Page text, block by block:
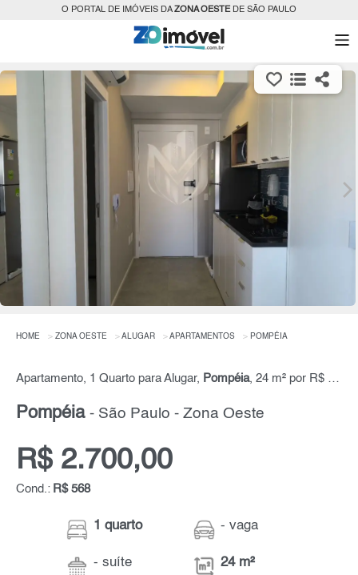
O PORTAL DE IMÓVEIS DAZONA OESTEDE SÃO PAULO
HOME ZONA OESTE ALUGAR APARTAMENTOS POMPÉIA
Apartamento, 1 Quarto para Alugar, Pompéia, 24 m² por R$ 2.700,00
Pompéia - São Paulo - Zona Oeste
R$ 2.700,00
Cond.: R$ 568
1 quarto
- suíte
- vaga
24 m²